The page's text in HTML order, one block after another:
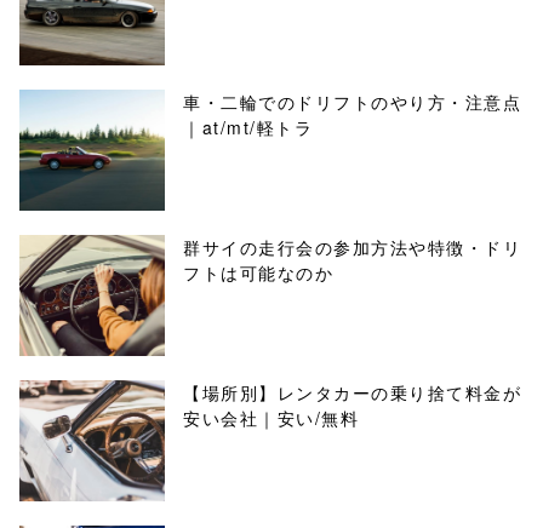
車・二輪でのドリフトのやり方・注意点
｜at/mt/軽トラ
群サイの走行会の参加方法や特徴・ドリ
フトは可能なのか
【場所別】レンタカーの乗り捨て料金が
安い会社｜安い/無料